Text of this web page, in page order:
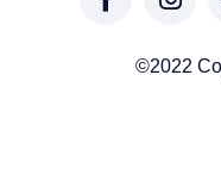
©2022